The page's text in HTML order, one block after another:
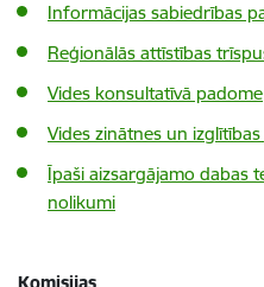
Informācijas sabiedrības
Reģionālās attīstības
Vides konsultatīvā padome
Vides zinātnes un
Īpaši aizsargājamo dabas
nolikumi